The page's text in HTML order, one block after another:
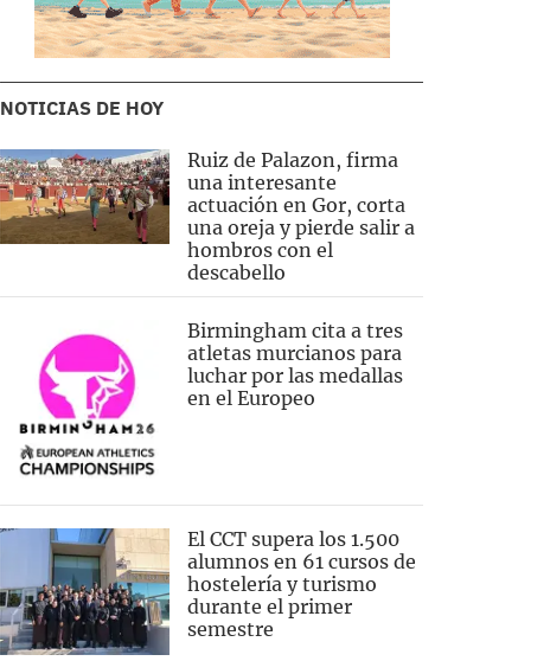
NOTICIAS DE HOY
Ruiz de Palazon, firma
una interesante
actuación en Gor, corta
una oreja y pierde salir a
hombros con el
descabello
Birmingham cita a tres
atletas murcianos para
luchar por las medallas
en el Europeo
El CCT supera los 1.500
alumnos en 61 cursos de
hostelería y turismo
durante el primer
semestre